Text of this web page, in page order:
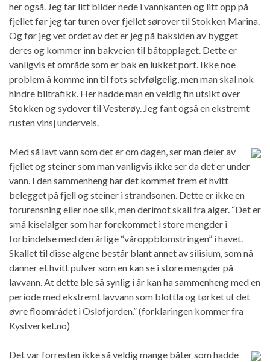
her også. Jeg tar litt bilder nede i vannkanten og litt opp på
fjellet før jeg tar turen over fjellet sørover til Stokken Marina.
Og før jeg vet ordet av det er jeg på baksiden av bygget
deres og kommer inn bakveien til båtopplaget. Dette er
vanligvis et område som er bak en lukket port. Ikke noe
problem å komme inn til fots selvfølgelig, men man skal nok
hindre biltrafikk. Her hadde man en veldig fin utsikt over
Stokken og sydover til Vesterøy. Jeg fant også en ekstremt
rusten vinsj underveis.
Med så lavt vann som det er om dagen, ser man deler av
fjellet og steiner som man vanligvis ikke ser da det er under
vann. I den sammenheng har det kommet frem et hvitt
belegget på fjell og steiner i strandsonen. Dette er ikke en
forurensning eller noe slik, men derimot skall fra alger. “Det er
små kiselalger som har forekommet i store mengder i
forbindelse med den årlige “våroppblomstringen” i havet.
Skallet til disse algene består blant annet av silisium, som nå
danner et hvitt pulver som en kan se i store mengder på
lavvann. At dette ble så synlig i år kan ha sammenheng med en
periode med ekstremt lavvann som blottla og tørket ut det
øvre floområdet i Oslofjorden.” (forklaringen kommer fra
Kystverket.no)
Det var forresten ikke så veldig mange båter som hadde